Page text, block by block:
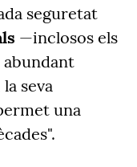
seguretat
—inclosos els
abundant
seva
una